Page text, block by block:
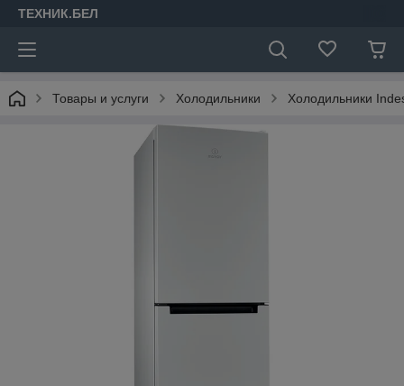
ТЕХНИК.БЕЛ
Товары и услуги Холодильники Холодильники